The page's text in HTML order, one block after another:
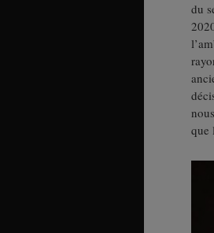
du
que